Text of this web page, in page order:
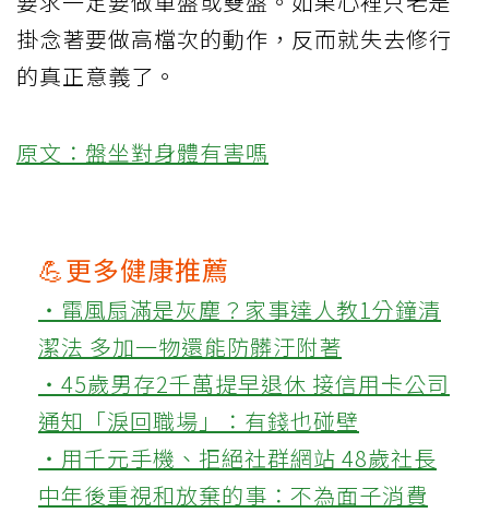
掛念著要做高檔次的動作，反而就失去修行
的真正意義了。
原文：盤坐對身體有害嗎
💪更多健康推薦
‧電風扇滿是灰塵？家事達人教1分鐘清
潔法 多加一物還能防髒汙附著
‧45歲男存2千萬提早退休 接信用卡公司
通知「淚回職場」：有錢也碰壁
‧用千元手機、拒絕社群網站 48歲社長
中年後重視和放棄的事：不為面子消費